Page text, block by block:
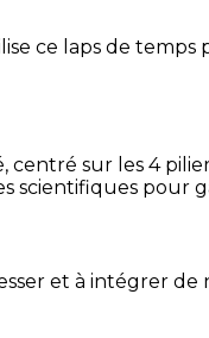
ce laps de temps
sur les 4
scientifiques pour
et à intégrer